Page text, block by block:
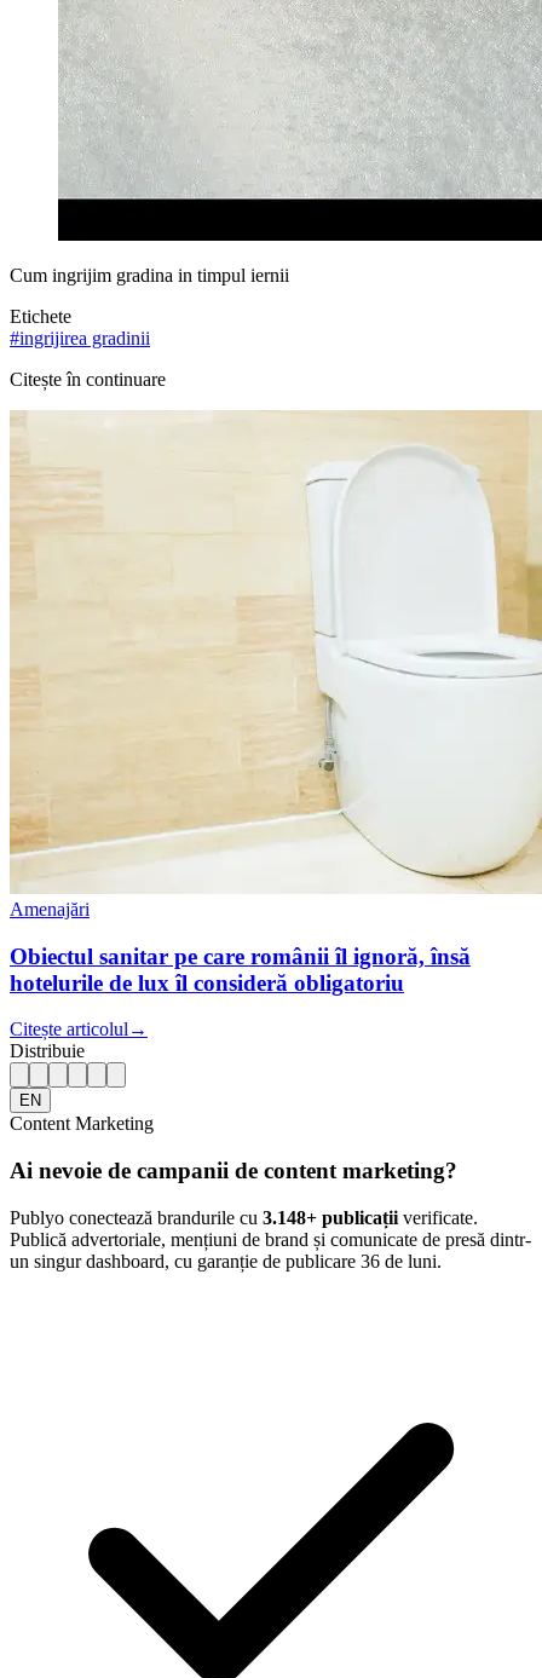
Cum ingrijim gradina in timpul iernii
Etichete
#ingrijirea gradinii
Citește în continuare
Amenajări
Obiectul sanitar pe care românii îl ignoră, însă
hotelurile de lux îl consideră obligatoriu
Citește articolul →
Distribuie
EN
Content Marketing
Ai nevoie de campanii de content marketing?
Publyo conectează brandurile cu 3.148+ publicații verificate.
Publică advertoriale, mențiuni de brand și comunicate de presă dintr-
un singur dashboard, cu garanție de publicare 36 de luni.